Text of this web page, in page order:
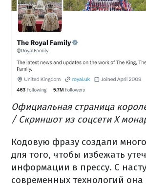
Официальная страница
/ Скриншот из соцсети X
Кодовую фразу создали
для того, чтобы избежать
информации в прессу. С
современных технологий она